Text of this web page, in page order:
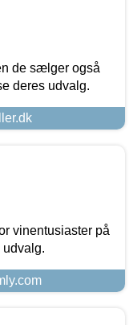
de sælger også
deres udvalg.
vinentusiaster på
udvalg.